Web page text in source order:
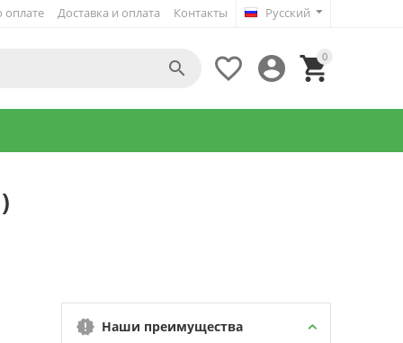
Русский
оплате Доставка и оплата Контакты
0




Наши преимущества